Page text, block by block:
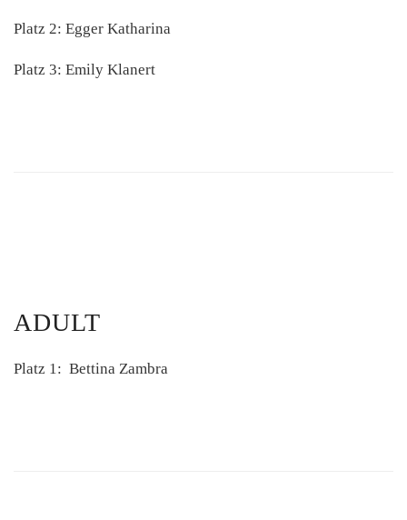
Platz 2: Egger Katharina
Platz 3: Emily Klanert
ADULT
Platz 1: Bettina Zambra